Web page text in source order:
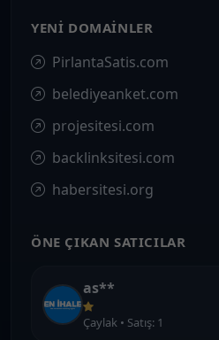
YENI DOMAINLER
PirlantaSatis.com
belediyeanket.com
projesitesi.com
backlinksitesi.com
habersitesi.org
ÖNE ÇIKAN SATICILAR
as**
Çaylak • Satış: 1